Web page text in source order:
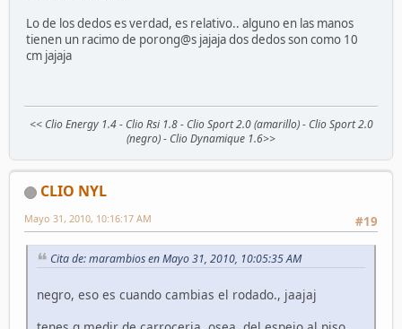
Lo de los dedos es verdad, es relativo.. alguno en las manos
tienen un racimo de porong@s jajaja dos dedos son como 10
cm jajaja
<< Clio Energy 1.4 - Clio Rsi 1.8 - Clio Sport 2.0 (amarillo) - Clio Sport 2.0
(negro) - Clio Dynamique 1.6>>
CLIO NYL
#19
Mayo 31, 2010, 10:16:17 AM
Cita de: marambios en Mayo 31, 2010, 10:05:35 AM
negro, eso es cuando cambias el rodado., jaajaj